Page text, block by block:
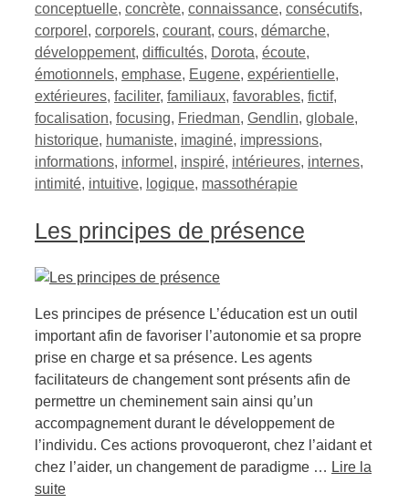
conceptuelle, concrète, connaissance, consécutifs,
corporel , corporels, courant, cours, démarche,
développement, difficultés, Dorota, écoute,
émotionnels, emphase, Eugene, expérientielle,
extérieures, faciliter, familiaux, favorables, fictif,
focalisation, focusing, Friedman, Gendlin, globale,
historique, humaniste, imaginé, impressions,
informations, informel , inspiré, intérieures, internes,
intimité, intuitive, logique, massothérapie
Les principes de présence
Les principes de présence L’éducation est un outil
important afin de favoriser l’autonomie et sa propre
prise en charge et sa présence. Les agents
facilitateurs de changement sont présents afin de
permettre un cheminement sain ainsi qu’un
accompagnement durant le développement de
l’individu. Ces actions provoqueront, chez l’aidant et
chez l’aider, un changement de paradigme … Lire la
suite